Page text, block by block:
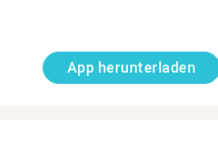
App herunterladen